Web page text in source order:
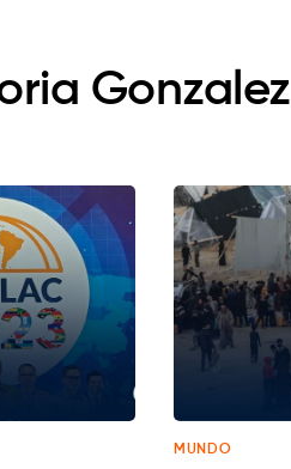
Gonzalez
MUNDO